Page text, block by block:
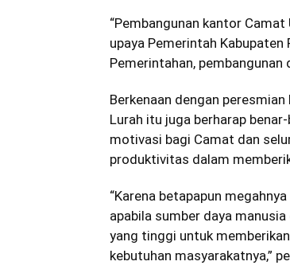
“Pembangunan kantor
upaya Pemerintah
Pemerintahan, pembangunan
Berkenaan dengan
Lurah itu juga berharap
motivasi bagi Camat dan
produktivitas dalam
“Karena betapapun
apabila sumber daya
yang tinggi untuk
kebutuhan masyarakatnya,”